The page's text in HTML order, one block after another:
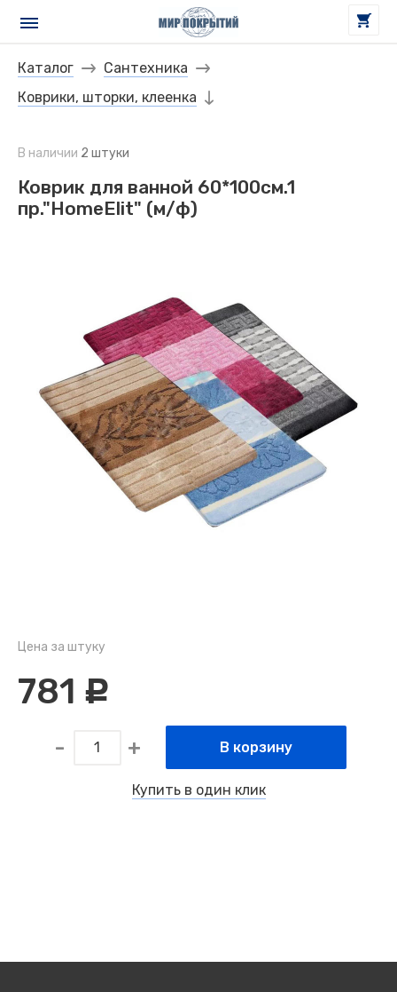
Каталог
Сантехника
Коврики, шторки, клеенка
В наличии 2 штуки
Коврик для ванной 60*100см.1
пр."HomeElit" (м/ф)
Цена за штуку
781 c
В корзину
Купить в один клик